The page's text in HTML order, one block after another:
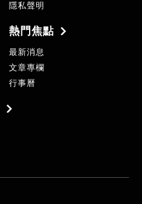
隱私聲明
熱門焦點
最新消息
文章專欄
行事曆